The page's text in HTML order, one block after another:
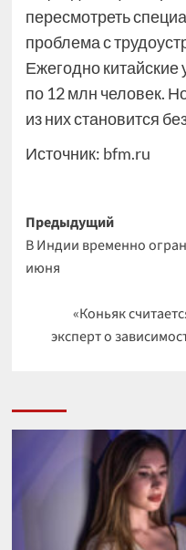
пересмотреть
проблема с
Ежегодно
по 12 млн человек.
из них становится
Источник: bfm.ru
Навигация
записи
Предыдущий
В Индии временно
июня
«Коньяк
эксперт о